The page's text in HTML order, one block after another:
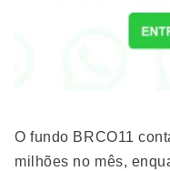
O fundo BRCO11
milhões no mês,